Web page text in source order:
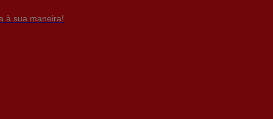
à sua maneira!